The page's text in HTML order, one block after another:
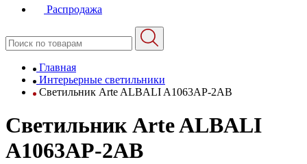
Распродажа
Главная
Интерьерные светильники
Светильник Arte ALBALI A1063AP-2AB
Светильник Arte ALBALI
A1063AP-2AB